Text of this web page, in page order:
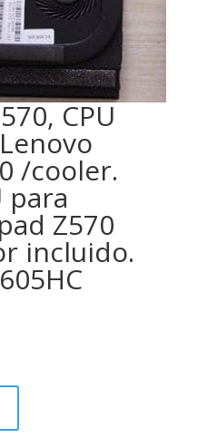
CPU
/cooler.
para
Z570
incluido.